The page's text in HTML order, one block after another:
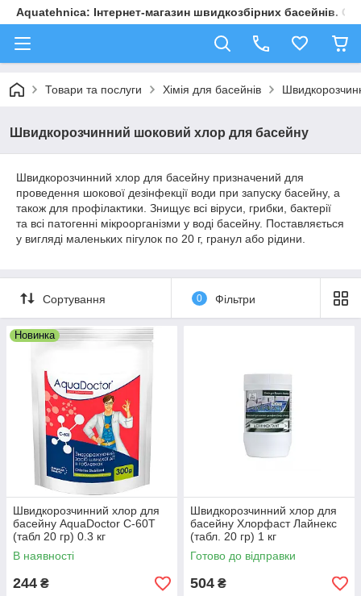
Aquatehnica: Інтернет-магазин швидкозбірних басейнів.
Товари та послуги Хімія для басейнів
Швидкорозчинний шоковий хлор для басейну
Швидкорозчинний хлор для басейну призначений для
проведення шокової дезінфекції води при запуску басейну, а
також для профілактики. Знищує всі віруси, грибки, бактерії
та всі патогенні мікроорганізми у воді басейну. Поставляється
у вигляді маленьких пігулок по 20 г, гранул або рідини.
Сортування 0 Фільтри
Новинка
Швидкорозчинний хлор для
басейну AquaDoctor C-60T
(табл 20 гр) 0.3 кг
В наявності
244 ₴
Швидкорозчинний хлор для
басейну Хлорфаст Лайнекс
(табл. 20 гр) 1 кг
Готово до відправки
504 ₴